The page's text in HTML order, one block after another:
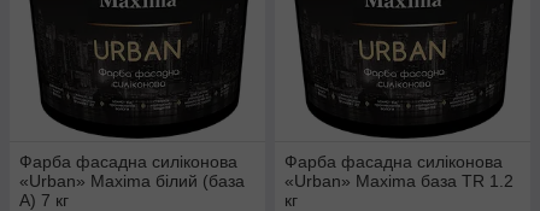
Фарба фасадна силіконова
«Urban» Maxima білий (база
А) 7 кг
Фарба фасадна силіконова
«Urban» Maxima база TR 1.2
кг